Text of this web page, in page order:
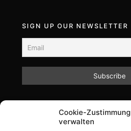
Cookie-Zustimmung
verwalten
SIGN UP OUR NEWSLETTER
unsere Datenschutzrichtlinien.